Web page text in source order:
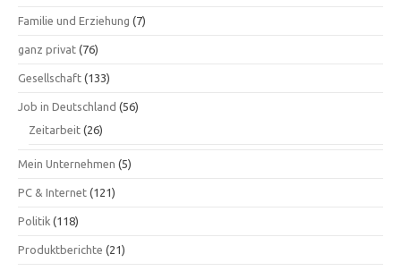
Familie und Erziehung (7)
ganz privat (76)
Gesellschaft (133)
Job in Deutschland (56)
Zeitarbeit (26)
Mein Unternehmen (5)
PC & Internet (121)
Politik (118)
Produktberichte (21)